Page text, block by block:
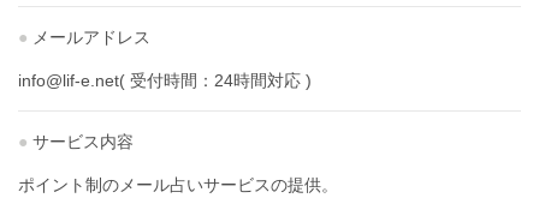
● メールアドレス
info@lif-e.net( 受付時間：24時間対応 )
● サービス内容
ポイント制のメール占いサービスの提供。